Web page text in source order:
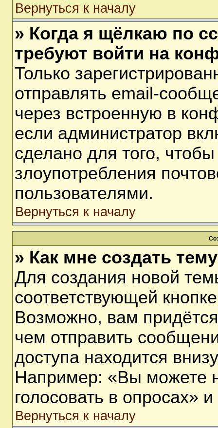
Вернуться к началу
» Когда я щёлкаю по
требуют войти на
Только
отправлять email-
через встроенную в
если администратор
сделано для того,
злоупотребления
пользователями.
Вернуться к началу
» Как мне создать
Для создания новой
соответствующей
Возможно, вам
чем отправить
доступа находится
Например: «Вы можете
голосовать в опросах» и
Вернуться к началу